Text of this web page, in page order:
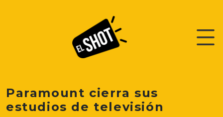
Paramount cierra sus
estudios de televisión